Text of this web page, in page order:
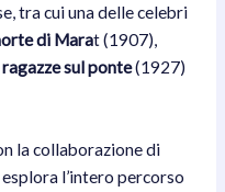
tra cui una delle celebri
di Marat (1907),
ragazze sul ponte(1927)
la collaborazione di
l’intero percorso